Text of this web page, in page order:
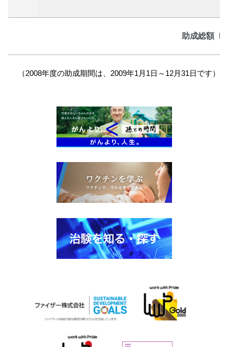
助成総額
（2008年度の助成期間は、2009年1月1日～12月31日です）